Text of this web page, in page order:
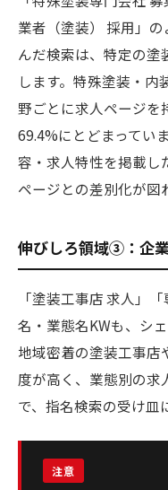
業者（塗装） 採用」
んだ検索は、特定の塗
します。特殊塗装・内
野ごとに求人ページを
69.4%にとどまってい
容・求人特性を掲載し
ページとの差別化が図
伸びしろ領域③：企
「塗装工事店 求人」
名・業態名KWも、シ
地域密着の塗装工事店
度が高く、業態別の求
で、指名検索の受け皿